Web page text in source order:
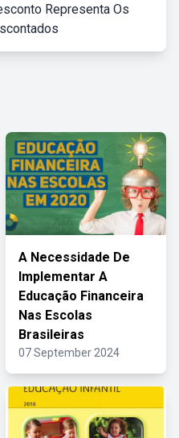
Representa Os
A Necessidade De
Implementar A
Educação Financeira
Nas Escolas
Brasileiras
07 September 2024